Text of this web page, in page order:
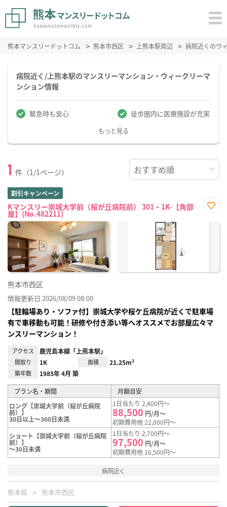
熊本マンスリードットコム 熊本市西区 上熊本駅周辺 病院近くのウ
病院近く/上熊本駅のマンスリーマンション・ウィークリーマ
ンション情報
緊急時も安心 徒歩圏内に医療施設が充実
もっと見る
1 件（1/1ページ）
割引キャンペーン
Kマンスリー崇城大学前（桜が丘病院前） 301・1K-【角部
屋】(No.482211)
に入
熊本市西区
情報更新日 2026/08/09 08:00
【駐輪場あり・ソファ付】崇城大学や桜ケ丘病院が近くで駐車場
有で車移動も可能！研修や付き添い等へオススメでお部屋広々マ
ンスリーマンション！
アクセス 鹿児島本線「上熊本駅」
間取り 1K 面積 21.25m²
築年数 1985年 4月 築
プラン名・期間
月額目安
ロング【崇城大学前（桜が丘病院
前）】
30日以上～360日未満
1日当たり 2,400円～
88,500 円/月～
初期費用他 22,000円～
ショート【崇城大学前（桜が丘病院
前）】
～30日未満
1日当たり 2,700円～
97,500 円/月～
初期費用他 16,500円～
病院近く
熊本県 熊本市西区